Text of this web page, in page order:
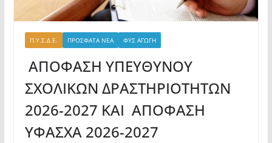
Π.Υ.Σ.Δ.Ε. ΠΡΟΣΦΑΤΑ ΝΕΑ ΦΥΣ ΑΓΩΓΗ
ΑΠΟΦΑΣΗ ΥΠΕΥΘΥΝΟΥ
ΣΧΟΛΙΚΩΝ ΔΡΑΣΤΗΡΙΟΤΗΤΩΝ
2026-2027 ΚΑΙ ΑΠΟΦΑΣΗ
ΥΦΑΣΧΑ 2026-2027